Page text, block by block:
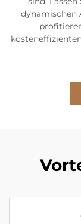
dynamischen